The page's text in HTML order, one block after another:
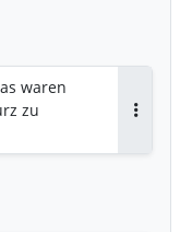
waren
zu